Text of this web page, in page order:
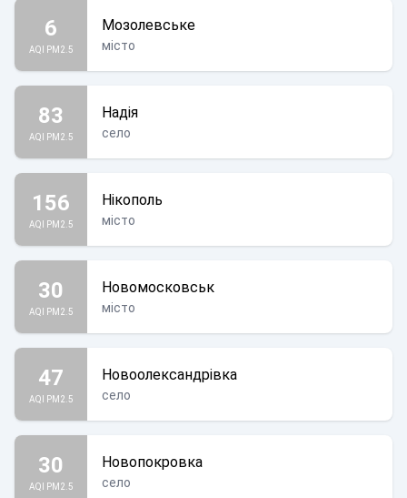
6
AQI PM2.5
Мозолевське
місто
83
AQI PM2.5
Надія
село
156
AQI PM2.5
Нікополь
місто
30
AQI PM2.5
Новомосковськ
місто
47
AQI PM2.5
Новоолександрівка
село
30
AQI PM2.5
Новопокровка
село